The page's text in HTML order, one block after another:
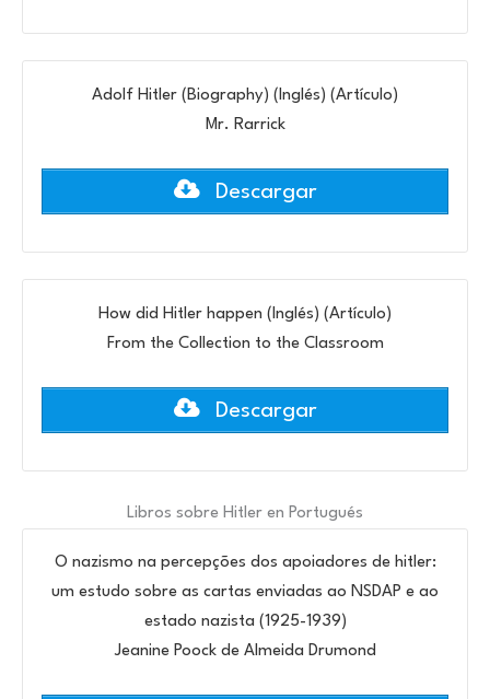
Adolf Hitler (Biography) (Inglés) (Artículo)
Mr. Rarrick
Descargar
How did Hitler happen (Inglés) (Artículo)
From the Collection to the Classroom
Descargar
Libros sobre Hitler en Portugués
O nazismo na percepções dos apoiadores de hitler:
um estudo sobre as cartas enviadas ao NSDAP e ao
estado nazista (1925-1939)
Jeanine Poock de Almeida Drumond